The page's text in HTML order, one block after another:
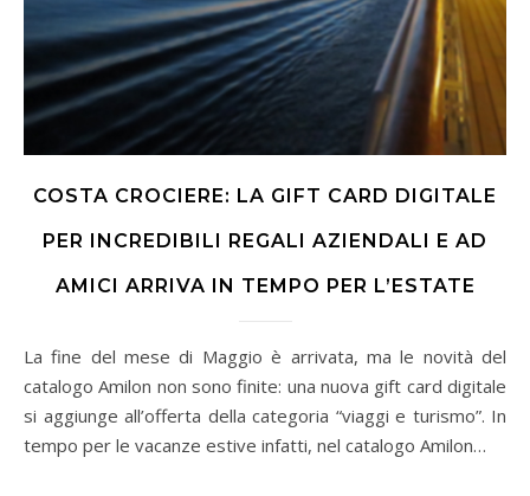
COSTA CROCIERE: LA GIFT CARD DIGITALE
PER INCREDIBILI REGALI AZIENDALI E AD
AMICI ARRIVA IN TEMPO PER L’ESTATE
La fine del mese di Maggio è arrivata, ma le novità del
catalogo Amilon non sono finite: una nuova gift card digitale
si aggiunge all’offerta della categoria “viaggi e turismo”. In
tempo per le vacanze estive infatti, nel catalogo Amilon…